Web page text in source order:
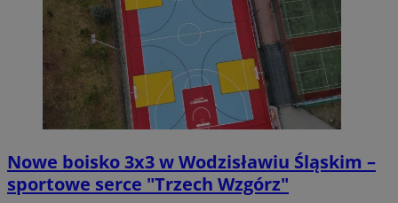
Nowe boisko 3x3 w Wodzisławiu Śląskim –
sportowe serce "Trzech Wzgórz"